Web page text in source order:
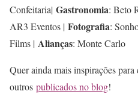
Confeitaria| Gastronomia: Beto
AR3 Eventos | Fotografia:
Films | Alianças: Monte Carlo
Quer ainda mais inspirações
outros publicados no blog!